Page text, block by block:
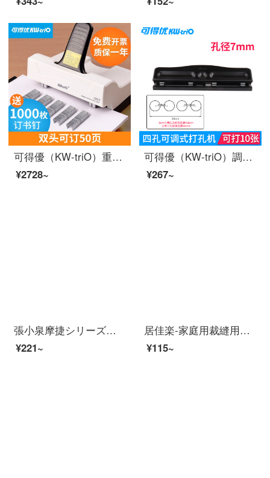
可得優（KW-triO）重型の省力ホッチキスの大型ダブルヘッド標準ホッチキスのオフィス金属除針器50 ST-50ページの予約ができます（ダブルヘッドステープル）
¥2728~
可得優（KW-triO）調整式パンチ2穴パンチ3/4穴手動六穴穴打穴器6-70枚の999 D（4穴打孔機）があります。10枚打てます。
¥267~
張小泉摩捷シリーズキッチンはさみステンレス多機能はさみ家庭用はさみ肉料理はさみJ 12510100
¥221~
居佳楽-家庭用裁縫用の裁縫用の先切り裁縫道具を使って、裁断ワイヤヘッド工業用のはさみ1〓（大）のはさみを手作りします。
¥115~